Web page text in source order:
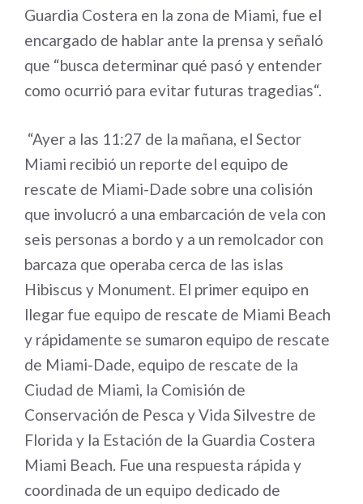
Guardia Costera en la zona de Miami, fue el
encargado de hablar ante la prensa y señaló
que “busca determinar qué pasó y entender
como ocurrió para evitar futuras tragedias“.
“Ayer a las 11:27 de la mañana, el Sector
Miami recibió un reporte del equipo de
rescate de Miami-Dade sobre una colisión
que involucró a una embarcación de vela con
seis personas a bordo y a un remolcador con
barcaza que operaba cerca de las islas
Hibiscus y Monument. El primer equipo en
llegar fue equipo de rescate de Miami Beach
y rápidamente se sumaron equipo de rescate
de Miami-Dade, equipo de rescate de la
Ciudad de Miami, la Comisión de
Conservación de Pesca y Vida Silvestre de
Florida y la Estación de la Guardia Costera
Miami Beach. Fue una respuesta rápida y
coordinada de un equipo dedicado de